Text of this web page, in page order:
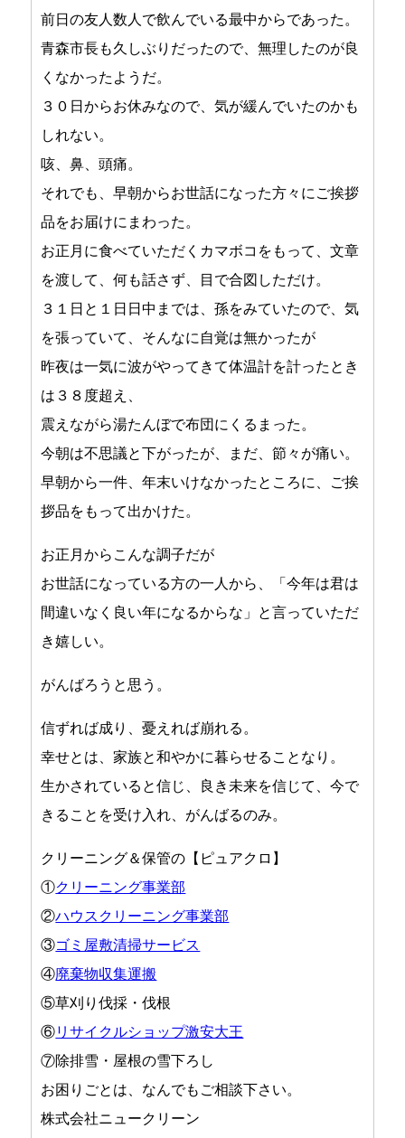
前日の友人数人で飲んでいる最中からであった。
青森市長も久しぶりだったので、無理したのが良
くなかったようだ。
３０日からお休みなので、気が緩んでいたのかも
しれない。
咳、鼻、頭痛。
それでも、早朝からお世話になった方々にご挨拶
品をお届けにまわった。
お正月に食べていただくカマボコをもって、文章
を渡して、何も話さず、目で合図しただけ。
３１日と１日日中までは、孫をみていたので、気
を張っていて、そんなに自覚は無かったが
昨夜は一気に波がやってきて体温計を計ったとき
は３８度超え、
震えながら湯たんぼで布団にくるまった。
今朝は不思議と下がったが、まだ、節々が痛い。
早朝から一件、年末いけなかったところに、ご挨
拶品をもって出かけた。
お正月からこんな調子だが
お世話になっている方の一人から、「今年は君は
間違いなく良い年になるからな」と言っていただ
き嬉しい。
がんばろうと思う。
信ずれば成り、憂えれば崩れる。
幸せとは、家族と和やかに暮らせることなり。
生かされていると信じ、良き未来を信じて、今で
きることを受け入れ、がんばるのみ。
クリーニング＆保管の【ピュアクロ】
①クリーニング事業部
②ハウスクリーニング事業部
③ゴミ屋敷清掃サービス
④廃棄物収集運搬
⑤草刈り伐採・伐根
⑥リサイクルショップ激安大王
⑦除排雪・屋根の雪下ろし
お困りごとは、なんでもご相談下さい。
株式会社ニュークリーン